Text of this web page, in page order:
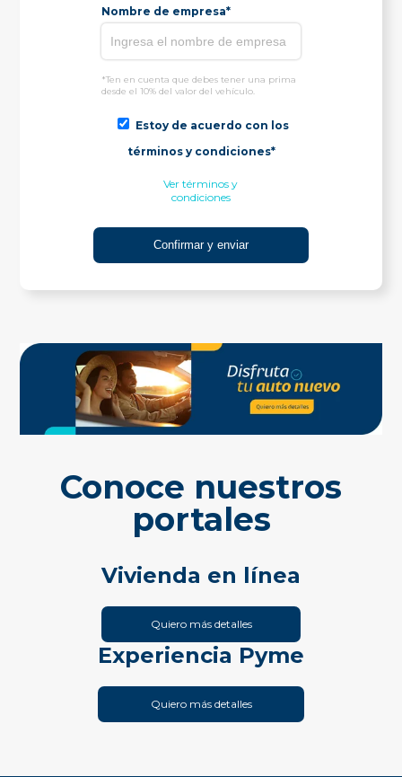
Nombre de empresa*
*Ten en cuenta que debes tener una prima
desde el 10% del valor del vehículo.
Estoy de acuerdo con los
términos y condiciones*
Ver términos y
condiciones
Conoce nuestros
portales
Vivienda en línea
Quiero más detalles
Experiencia Pyme
Quiero más detalles